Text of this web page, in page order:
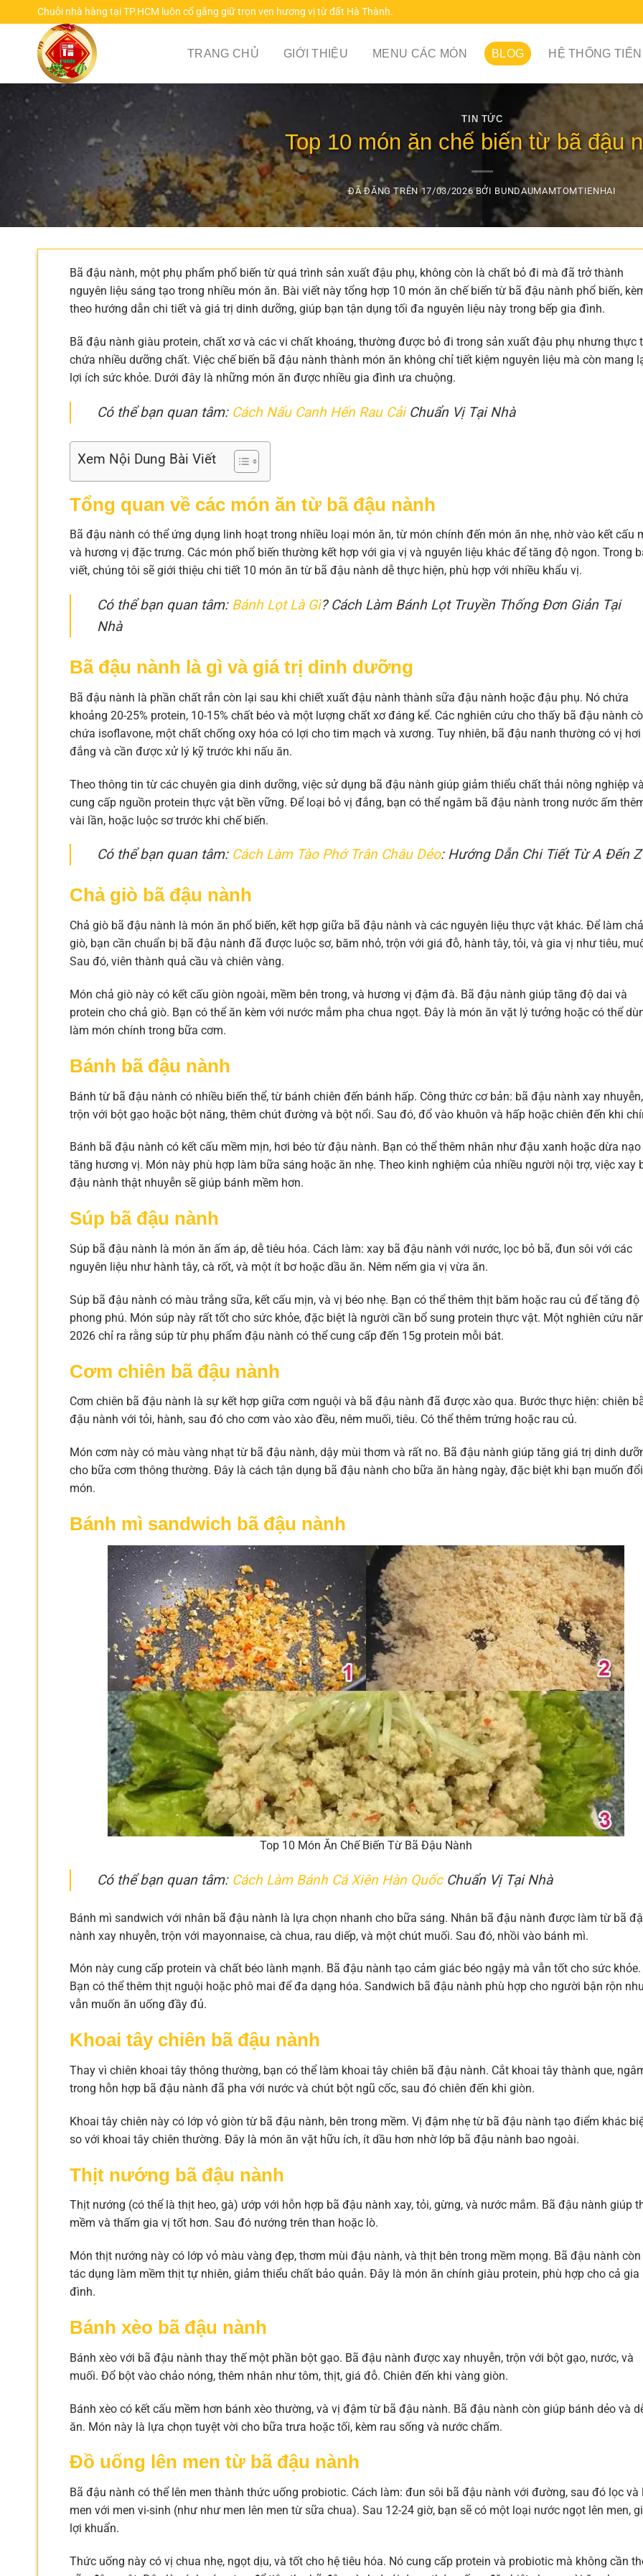
đến
Chuỗi nhà hàng tại TP.HCM luôn cố gắng giữ trọn vẹn hương vị từ đất Hà Thành.
TRANG CHỦ GIỚI THIỆU MENU CÁC MÓN BLOG HỆ THỐNG
TIN TỨC
Top 10 món ăn chế biến từ bã đậu
ĐÃ ĐĂNG TRÊN17/03/2026 BỞI BUNDAUMAMTOMTIENHAI
Bã đậu nành, một phụ phẩm phổ biến từ quá trình sản xuất đậu phụ, không còn là chất bỏ đi mà đã trở thành
nguyên liệu sáng tạo trong nhiều món ăn. Bài viết này tổng hợp 10 món ăn chế biến từ bã đậu nành phổ biến,
theo hướng dẫn chi tiết và giá trị dinh dưỡng, giúp bạn tận dụng tối đa nguyên liệu này trong bếp gia đình.
Bã đậu nành giàu protein, chất xơ và các vi chất khoáng, thường được bỏ đi trong sản xuất đậu phụ nhưng thực
chứa nhiều dưỡng chất. Việc chế biến bã đậu nành thành món ăn không chỉ tiết kiệm nguyên liệu mà còn mang
lợi ích sức khỏe. Dưới đây là những món ăn được nhiều gia đình ưa chuộng.
Có thể bạn quan tâm: Cách Nấu Canh Hến Rau CảiChuẩn Vị Tại Nhà
Xem Nội Dung Bài Viết
Tổng quan về các món ăn từ bã đậu nành
Bã đậu nành có thể ứng dụng linh hoạt trong nhiều loại món ăn, từ món chính đến món ăn nhẹ, nhờ vào kết cấu
và hương vị đặc trưng. Các món phổ biến thường kết hợp với gia vị và nguyên liệu khác để tăng độ ngon. Trong
viết, chúng tôi sẽ giới thiệu chi tiết 10 món ăn từ bã đậu nành dễ thực hiện, phù hợp với nhiều khẩu vị.
Có thể bạn quan tâm: Bánh Lọt Là Gì? Cách Làm Bánh Lọt Truyền Thống Đơn Giản Tại
Nhà
Bã đậu nành là gì và giá trị dinh dưỡng
Bã đậu nành là phần chất rắn còn lại sau khi chiết xuất đậu nành thành sữa đậu nành hoặc đậu phụ. Nó chứa
khoảng 20-25% protein, 10-15% chất béo và một lượng chất xơ đáng kể. Các nghiên cứu cho thấy bã đậu nành
chứa isoflavone, một chất chống oxy hóa có lợi cho tim mạch và xương. Tuy nhiên, bã đậu nanh thường có vị hơi
đắng và cần được xử lý kỹ trước khi nấu ăn.
Theo thông tin từ các chuyên gia dinh dưỡng, việc sử dụng bã đậu nành giúp giảm thiểu chất thải nông nghiệp
cung cấp nguồn protein thực vật bền vững. Để loại bỏ vị đắng, bạn có thể ngâm bã đậu nành trong nước ấm
vài lần, hoặc luộc sơ trước khi chế biến.
Có thể bạn quan tâm: Cách Làm Tào Phớ Trân Châu Dẻo: Hướng Dẫn Chi Tiết Từ A Đến Z
Chả giò bã đậu nành
Chả giò bã đậu nành là món ăn phổ biến, kết hợp giữa bã đậu nành và các nguyên liệu thực vật khác. Để làm chả
giò, bạn cần chuẩn bị bã đậu nành đã được luộc sơ, băm nhỏ, trộn với giá đỗ, hành tây, tỏi, và gia vị như tiêu,
Sau đó, viên thành quả cầu và chiên vàng.
Món chả giò này có kết cấu giòn ngoài, mềm bên trong, và hương vị đậm đà. Bã đậu nành giúp tăng độ dai và
protein cho chả giò. Bạn có thể ăn kèm với nước mắm pha chua ngọt. Đây là món ăn vặt lý tưởng hoặc có thể
làm món chính trong bữa cơm.
Bánh bã đậu nành
Bánh từ bã đậu nành có nhiều biến thể, từ bánh chiên đến bánh hấp. Công thức cơ bản: bã đậu nành xay nhuyễn,
trộn với bột gạo hoặc bột năng, thêm chút đường và bột nổi. Sau đó, đổ vào khuôn và hấp hoặc chiên đến khi
Bánh bã đậu nành có kết cấu mềm mịn, hơi béo từ đậu nành. Bạn có thể thêm nhân như đậu xanh hoặc dừa
tăng hương vị. Món này phù hợp làm bữa sáng hoặc ăn nhẹ. Theo kinh nghiệm của nhiều người nội trợ, việc xay
đậu nành thật nhuyễn sẽ giúp bánh mềm hơn.
Súp bã đậu nành
Súp bã đậu nành là món ăn ấm áp, dễ tiêu hóa. Cách làm: xay bã đậu nành với nước, lọc bỏ bã, đun sôi với các
nguyên liệu như hành tây, cà rốt, và một ít bơ hoặc dầu ăn. Nêm nếm gia vị vừa ăn.
Súp bã đậu nành có màu trắng sữa, kết cấu mịn, và vị béo nhẹ. Bạn có thể thêm thịt băm hoặc rau củ để tăng độ
phong phú. Món súp này rất tốt cho sức khỏe, đặc biệt là người cần bổ sung protein thực vật. Một nghiên cứu
2026 chỉ ra rằng súp từ phụ phẩm đậu nành có thể cung cấp đến 15g protein mỗi bát.
Cơm chiên bã đậu nành
Cơm chiên bã đậu nành là sự kết hợp giữa cơm nguội và bã đậu nành đã được xào qua. Bước thực hiện: chiên
đậu nành với tỏi, hành, sau đó cho cơm vào xào đều, nêm muối, tiêu. Có thể thêm trứng hoặc rau củ.
Món cơm này có màu vàng nhạt từ bã đậu nành, dậy mùi thơm và rất no. Bã đậu nành giúp tăng giá trị dinh
cho bữa cơm thông thường. Đây là cách tận dụng bã đậu nành cho bữa ăn hàng ngày, đặc biệt khi bạn muốn đổi
món.
Bánh mì sandwich bã đậu nành
Top 10 Món Ăn Chế Biến Từ Bã Đậu Nành
Có thể bạn quan tâm: Cách Làm Bánh Cá Xiên Hàn QuốcChuẩn Vị Tại Nhà
Bánh mì sandwich với nhân bã đậu nành là lựa chọn nhanh cho bữa sáng. Nhân bã đậu nành được làm từ bã
nành xay nhuyễn, trộn với mayonnaise, cà chua, rau diếp, và một chút muối. Sau đó, nhồi vào bánh mì.
Món này cung cấp protein và chất béo lành mạnh. Bã đậu nành tạo cảm giác béo ngậy mà vẫn tốt cho sức khỏe.
Bạn có thể thêm thịt nguội hoặc phô mai để đa dạng hóa. Sandwich bã đậu nành phù hợp cho người bận rộn
vẫn muốn ăn uống đầy đủ.
Khoai tây chiên bã đậu nành
Thay vì chiên khoai tây thông thường, bạn có thể làm khoai tây chiên bã đậu nành. Cắt khoai tây thành que,
trong hỗn hợp bã đậu nành đã pha với nước và chút bột ngũ cốc, sau đó chiên đến khi giòn.
Khoai tây chiên này có lớp vỏ giòn từ bã đậu nành, bên trong mềm. Vị đậm nhẹ từ bã đậu nành tạo điểm khác
so với khoai tây chiên thường. Đây là món ăn vặt hữu ích, ít dầu hơn nhờ lớp bã đậu nành bao ngoài.
Thịt nướng bã đậu nành
Thịt nướng (có thể là thịt heo, gà) ướp với hỗn hợp bã đậu nành xay, tỏi, gừng, và nước mắm. Bã đậu nành giúp
mềm và thấm gia vị tốt hơn. Sau đó nướng trên than hoặc lò.
Món thịt nướng này có lớp vỏ màu vàng đẹp, thơm mùi đậu nành, và thịt bên trong mềm mọng. Bã đậu nành còn
tác dụng làm mềm thịt tự nhiên, giảm thiểu chất bảo quản. Đây là món ăn chính giàu protein, phù hợp cho cả gia
đình.
Bánh xèo bã đậu nành
Bánh xèo với bã đậu nành thay thế một phần bột gạo. Bã đậu nành được xay nhuyễn, trộn với bột gạo, nước, và
muối. Đổ bột vào chảo nóng, thêm nhân như tôm, thịt, giá đỗ. Chiên đến khi vàng giòn.
Bánh xèo có kết cấu mềm hơn bánh xèo thường, và vị đậm từ bã đậu nành. Bã đậu nành còn giúp bánh dẻo và
ăn. Món này là lựa chọn tuyệt vời cho bữa trưa hoặc tối, kèm rau sống và nước chấm.
Đồ uống lên men từ bã đậu nành
Bã đậu nành có thể lên men thành thức uống probiotic. Cách làm: đun sôi bã đậu nành với đường, sau đó lọc và
men với men vi-sinh (như như men lên men từ sữa chua). Sau 12-24 giờ, bạn sẽ có một loại nước ngọt lên men,
lợi khuẩn.
Thức uống này có vị chua nhẹ, ngọt dịu, và tốt cho hệ tiêu hóa. Nó cung cấp protein và probiotic mà không cần